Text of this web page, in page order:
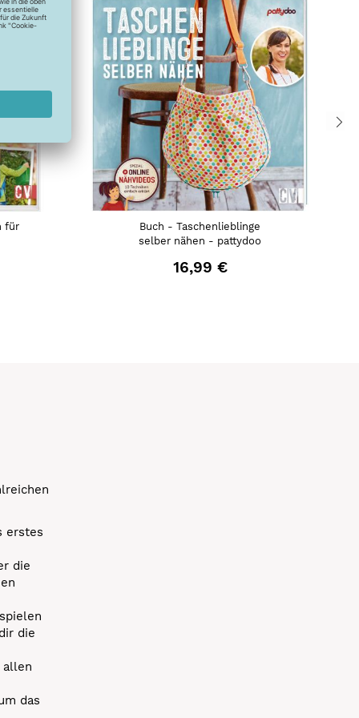
für
Buch - Taschenlieblinge
selber nähen - pattydoo
16,99 €
erstes
die
die
allen
das